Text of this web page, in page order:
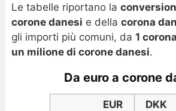
Le tabelle riportano la
corone danesi e della corona
gli importi più comuni, da 1
un milione di corone danesi.
Da euro a corone
EUR
DKK